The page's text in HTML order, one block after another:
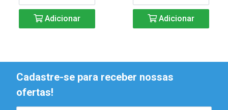
Adicionar Adicionar
Cadastre-se para receber nossas
ofertas!